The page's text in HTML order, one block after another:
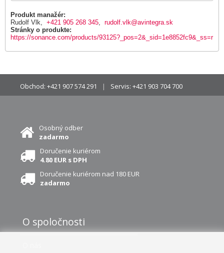
Produkt manažér:
Rudolf Vlk, +421 905 268 345, rudolf.vlk@avintegra.sk
Stránky o produkte:
https://sonance.com/products/93125?_pos=2&_sid=1e8852fc9&_ss=r
Obchod: +421 907 574 291 Servis: +421 903 704 700
Osobný odber
zadarmo
Doručenie kuriérom
4.80 EUR s DPH
Doručenie kuriérom nad 180 EUR
zadarmo
O spoločnosti